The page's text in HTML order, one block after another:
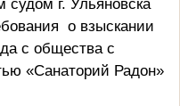
г. Ульяновска
о взыскании
с общества с
«Санаторий Радон»